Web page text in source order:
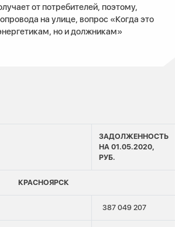
от потребителей, поэтому,
на улице, вопрос «Когда это
но и должникам»
ЗАДОЛЖЕННОСТЬ
НА 01.05.2020,
РУБ.
КРАСНОЯРСК
387 049 207